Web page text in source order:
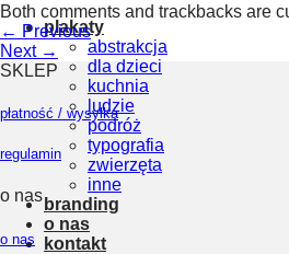
plakaty
abstrakcja
dla dzieci
kuchnia
ludzie
podróż
typografia
zwierzęta
inne
branding
o nas
kontakt
Both comments and trackbacks are
← Previous
Next →
SKLEP
płatność / wysyłka
regulamin
o nas
o nas